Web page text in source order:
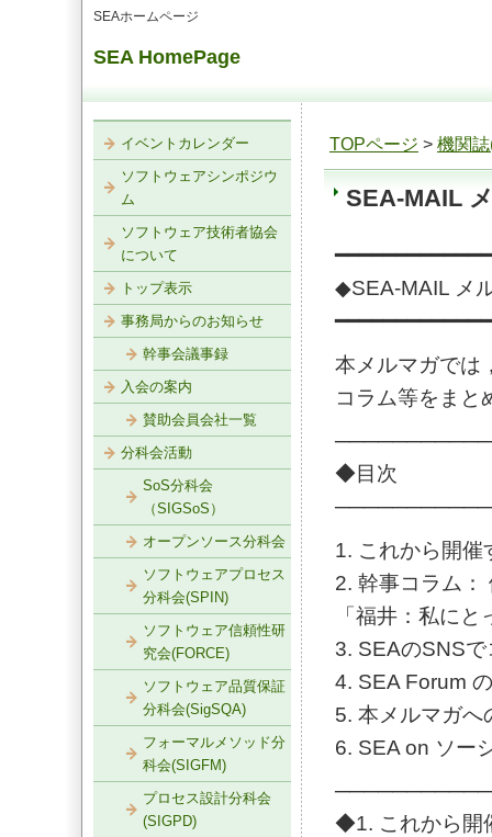
SEAホームページ
SEA HomePage
TOPページ > 機関
SEA-MAIL
◆SEA-MAIL メ
本メルマガでは
コラム等をまと
◆目次
1. これから開催
2. 幹事コラム：
「福井：私に
3. SEAのSNS
4. SEA Forum
5. 本メルマガへ
6. SEA on ソー
◆1. これから開
イベントカレンダー
ソフトウェアシンポジウ
ム
ソフトウェア技術者協会
について
トップ表示
事務局からのお知らせ
幹事会議事録
入会の案内
賛助会員会社一覧
分科会活動
SoS分科会
（SIGSoS）
オープンソース分科会
ソフトウェアプロセス
分科会(SPIN)
ソフトウェア信頼性研
究会(FORCE)
ソフトウェア品質保証
分科会(SigSQA)
フォーマルメソッド分
科会(SIGFM)
プロセス設計分科会
(SIGPD)